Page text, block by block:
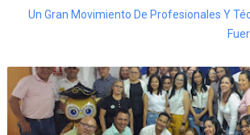
Un Gran Movimiento De Profesionales Y